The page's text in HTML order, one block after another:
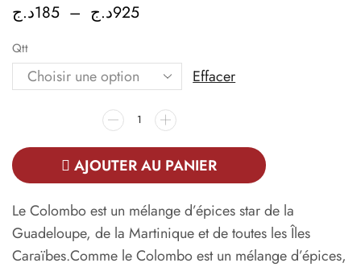
185د.ج – 925د.ج
Qtt
Effacer
AJOUTER AU PANIER
Le Colombo est un mélange d’épices star de la
Guadeloupe, de la Martinique et de toutes les Îles
Caraïbes.Comme le Colombo est un mélange d’épices,